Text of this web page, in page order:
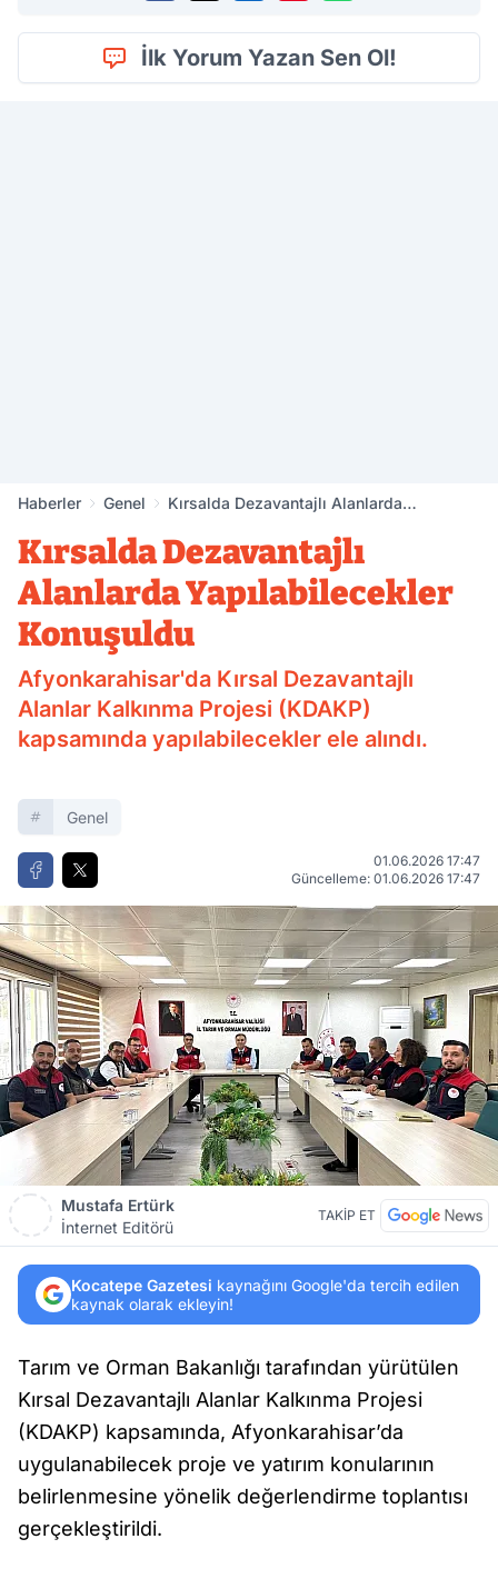
İlk Yorum Yazan Sen Ol!
Haberler Genel
Kırsalda Dezavantajlı Alanlarda
Kırsalda Dezavantajlı
Alanlarda Yapılabilecekler
Konuşuldu
Afyonkarahisar'da Kırsal Dezavantajlı
Alanlar Kalkınma Projesi (KDAKP)
kapsamında yapılabilecekler ele alındı.
Genel
01.06.2026 17:47
Güncelleme: 01.06.2026 17:47
Mustafa Ertürk
İnternet Editörü
TAKİP ET
Kocatepe Gazetesi kaynağını Google'da tercih edilen
kaynak olarak ekleyin!
Tarım ve Orman Bakanlığı tarafından yürütülen
Kırsal Dezavantajlı Alanlar Kalkınma Projesi
(KDAKP) kapsamında, Afyonkarahisar’da
uygulanabilecek proje ve yatırım konularının
belirlenmesine yönelik değerlendirme toplantısı
gerçekleştirildi.